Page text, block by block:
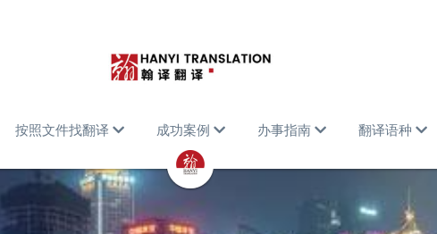
按照文件找翻译 成功案例 办事指南 翻译语种